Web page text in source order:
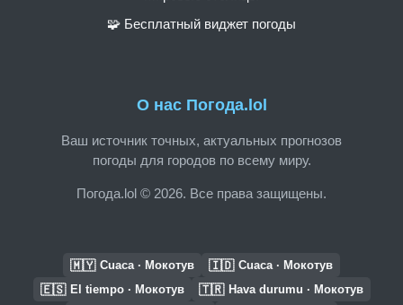
О нас Погода.lol
Ваш источник точных, актуальных прогнозов
погоды для городов по всему миру.
Погода.lol © 2026. Все права защищены.
🧩 Бесплатный виджет погоды
🇲🇾 Cuaca · Мокотув 🇮🇩 Cuaca · Мокотув
🇪🇸 El tiempo · Мокотув 🇹🇷 Hava durumu · Мокотув